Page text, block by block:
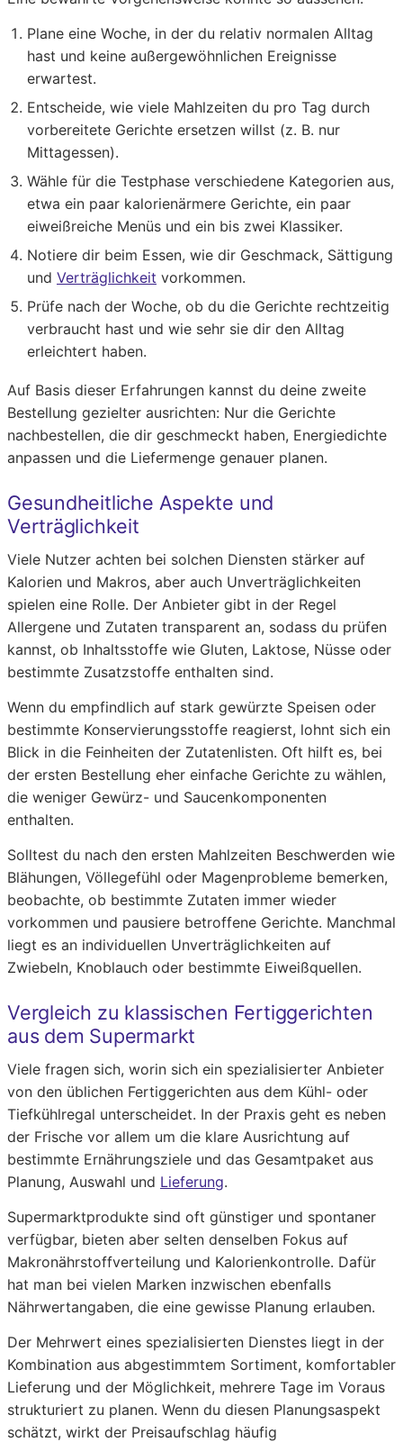
Plane eine Woche, in der du relativ normalen Alltag
hast und keine außergewöhnlichen Ereignisse
erwartest.
Entscheide, wie viele Mahlzeiten du pro Tag durch
vorbereitete Gerichte ersetzen willst (z. B. nur
Mittagessen).
Wähle für die Testphase verschiedene Kategorien aus,
etwa ein paar kalorienärmere Gerichte, ein paar
eiweißreiche Menüs und ein bis zwei Klassiker.
Notiere dir beim Essen, wie dir Geschmack, Sättigung
und Verträglichkeit vorkommen.
Prüfe nach der Woche, ob du die Gerichte rechtzeitig
verbraucht hast und wie sehr sie dir den Alltag
erleichtert haben.
Auf Basis dieser Erfahrungen kannst du deine zweite
Bestellung gezielter ausrichten: Nur die Gerichte
nachbestellen, die dir geschmeckt haben, Energiedichte
anpassen und die Liefermenge genauer planen.
Gesundheitliche Aspekte und
Verträglichkeit
Viele Nutzer achten bei solchen Diensten stärker auf
Kalorien und Makros, aber auch Unverträglichkeiten
spielen eine Rolle. Der Anbieter gibt in der Regel
Allergene und Zutaten transparent an, sodass du prüfen
kannst, ob Inhaltsstoffe wie Gluten, Laktose, Nüsse oder
bestimmte Zusatzstoffe enthalten sind.
Wenn du empfindlich auf stark gewürzte Speisen oder
bestimmte Konservierungsstoffe reagierst, lohnt sich ein
Blick in die Feinheiten der Zutatenlisten. Oft hilft es, bei
der ersten Bestellung eher einfache Gerichte zu wählen,
die weniger Gewürz- und Saucenkomponenten
enthalten.
Solltest du nach den ersten Mahlzeiten Beschwerden wie
Blähungen, Völlegefühl oder Magenprobleme bemerken,
beobachte, ob bestimmte Zutaten immer wieder
vorkommen und pausiere betroffene Gerichte. Manchmal
liegt es an individuellen Unverträglichkeiten auf
Zwiebeln, Knoblauch oder bestimmte Eiweißquellen.
Vergleich zu klassischen Fertiggerichten
aus dem Supermarkt
Viele fragen sich, worin sich ein spezialisierter Anbieter
von den üblichen Fertiggerichten aus dem Kühl- oder
Tiefkühlregal unterscheidet. In der Praxis geht es neben
der Frische vor allem um die klare Ausrichtung auf
bestimmte Ernährungsziele und das Gesamtpaket aus
Planung, Auswahl und Lieferung.
Supermarktprodukte sind oft günstiger und spontaner
verfügbar, bieten aber selten denselben Fokus auf
Makronährstoffverteilung und Kalorienkontrolle. Dafür
hat man bei vielen Marken inzwischen ebenfalls
Nährwertangaben, die eine gewisse Planung erlauben.
Der Mehrwert eines spezialisierten Dienstes liegt in der
Kombination aus abgestimmtem Sortiment, komfortabler
Lieferung und der Möglichkeit, mehrere Tage im Voraus
strukturiert zu planen. Wenn du diesen Planungsaspekt
schätzt, wirkt der Preisaufschlag häufig